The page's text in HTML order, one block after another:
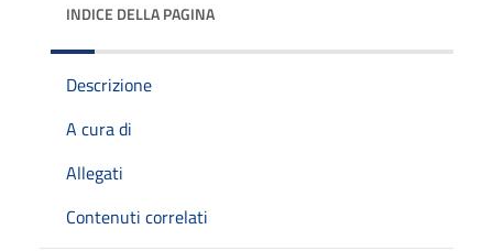
INDICE DELLA PAGINA
Descrizione
A cura di
Allegati
Contenuti correlati